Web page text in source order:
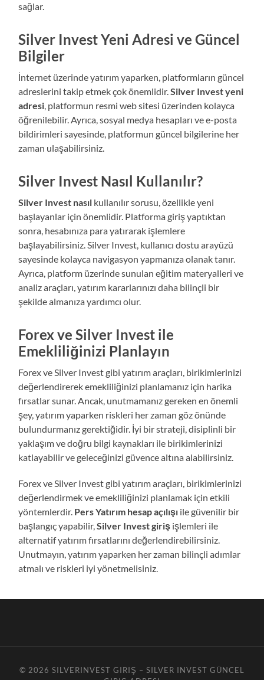
sağlar.
Silver Invest Yeni Adresi ve Güncel
Bilgiler
İnternet üzerinde yatırım yaparken, platformların güncel
adreslerini takip etmek çok önemlidir.Silver Invest yeni
adresi, platformun resmi web sitesi üzerinden kolayca
öğrenilebilir. Ayrıca, sosyal medya hesapları ve e-posta
bildirimleri sayesinde, platformun güncel bilgilerine her
zaman ulaşabilirsiniz.
Silver Invest Nasıl Kullanılır?
Silver Invest nasıl kullanılır sorusu, özellikle yeni
başlayanlar için önemlidir. Platforma giriş yaptıktan
sonra, hesabınıza para yatırarak işlemlere
başlayabilirsiniz. Silver Invest, kullanıcı dostu arayüzü
sayesinde kolayca navigasyon yapmanıza olanak tanır.
Ayrıca, platform üzerinde sunulan eğitim materyalleri ve
analiz araçları, yatırım kararlarınızı daha bilinçli bir
şekilde almanıza yardımcı olur.
Forex ve Silver Invest ile
Emekliliğinizi Planlayın
Forex ve Silver Invest gibi yatırım araçları, birikimlerinizi
değerlendirerek emekliliğinizi planlamanız için harika
fırsatlar sunar. Ancak, unutmamanız gereken en önemli
şey, yatırım yaparken riskleri her zaman göz önünde
bulundurmanız gerektiğidir. İyi bir strateji, disiplinli bir
yaklaşım ve doğru bilgi kaynakları ile birikimlerinizi
katlayabilir ve geleceğinizi güvence altına alabilirsiniz.
Forex ve Silver Invest gibi yatırım araçları, birikimlerinizi
değerlendirmek ve emekliliğinizi planlamak için etkili
yöntemlerdir. Pers Yatırım hesap açılışı ile güvenilir bir
başlangıç yapabilir,Silver Invest giriş işlemleri ile
alternatif yatırım fırsatlarını değerlendirebilirsiniz.
Unutmayın, yatırım yaparken her zaman bilinçli adımlar
atmalı ve riskleri iyi yönetmelisiniz.
© 2026 SILVERINVEST GIRIŞ – SILVER INVEST GÜNCEL